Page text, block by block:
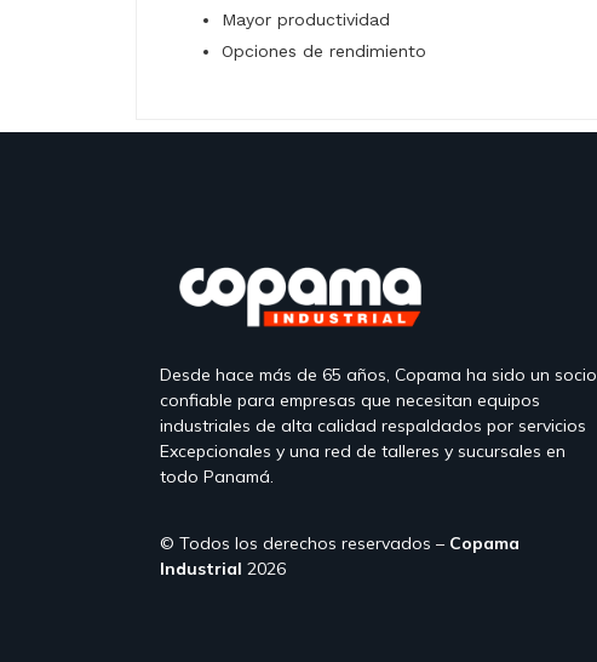
Mayor productividad
Opciones de rendimiento
Desde hace más de 65 años, Copama ha sido un socio
confiable para empresas que necesitan equipos
industriales de alta calidad respaldados por servicios
Excepcionales y una red de talleres y sucursales en
todo Panamá.
© Todos los derechos reservados – Copama
Industrial 2026